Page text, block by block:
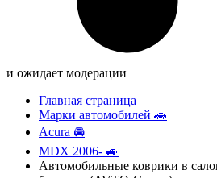
и ожидает модерации
Главная страница
Марки автомобилей 🚗
Acura 🚘
MDX 2006- 🚙
Автомобильные коврики в